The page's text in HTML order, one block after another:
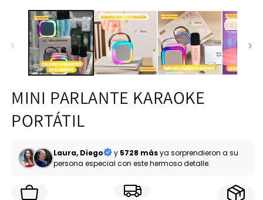
MINI PARLANTE KARAOKE
PORTÁTIL
Laura, Diego y 5728 másya sorprendieron a su
persona especial con este hermoso detalle.